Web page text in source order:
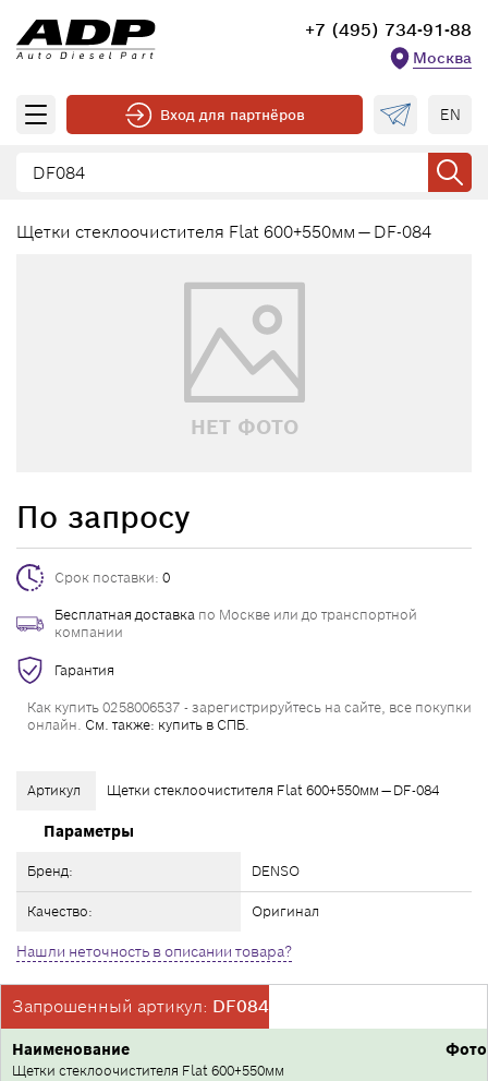
+7 (495) 734-91-88
Москва
Вход для партнёров EN
Щетки стеклоочистителя Flat 600+550мм — DF-084
НЕТ ФОТО
Артикул Щетки стеклоочистителя Flat 600+550мм — DF-084
Параметры
Бренд: DENSO
Качество: Оригинал
Нашли неточность в описании товара?
По запросу
Срок поставки: 0
Бесплатная доставка по Москве или до транспортной
компании
Гарантия
Как купить 0258006537 - зарегистрируйтесь на сайте, все покупки
онлайн. См. также: купить в СПБ.
Запрошенный артикул: DF084
Фото
Наименование
Щетки стеклоочистителя Flat 600+550мм